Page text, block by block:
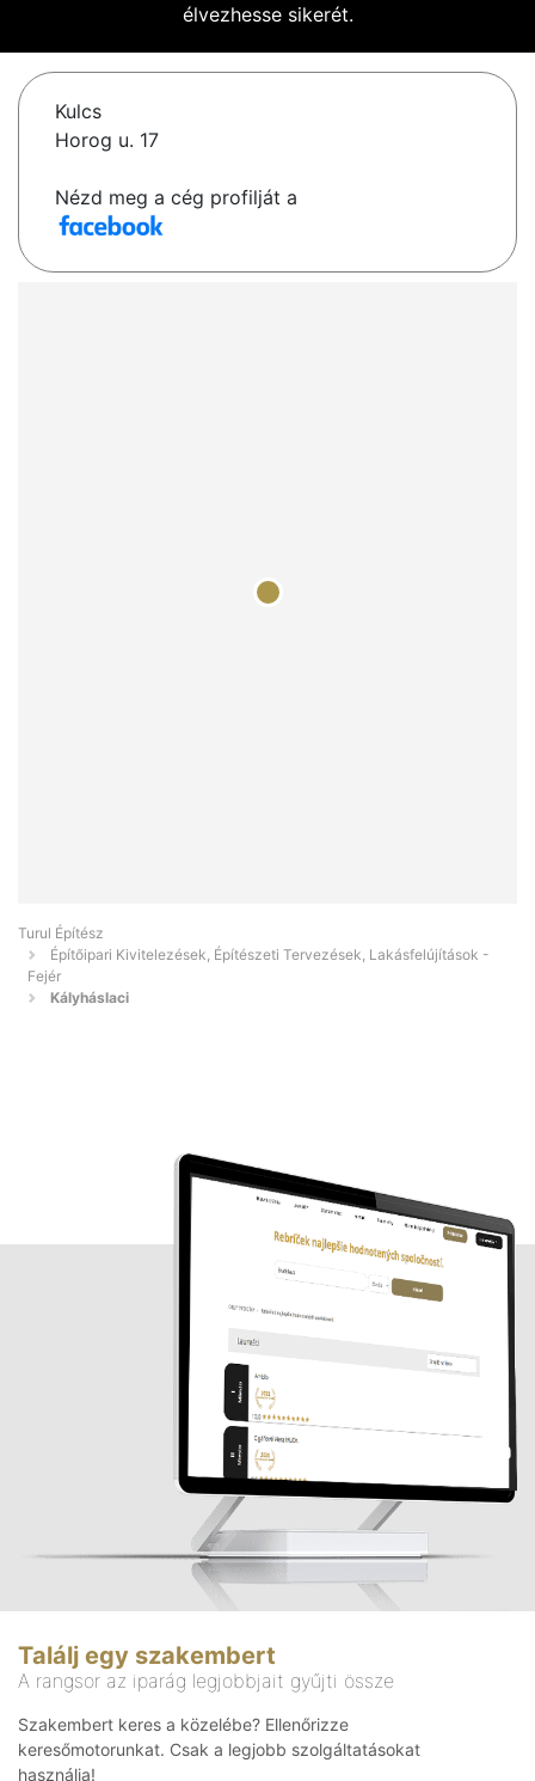
élvezhesse sikerét.
Kulcs
Horog u. 17
Nézd meg a cég profilját a
Turul Építész
Építőipari Kivitelezések, Építészeti Tervezések, Lakásfelújítások -
Fejér
Kályháslaci
Találj egy szakembert
A rangsor az iparág legjobbjait gyűjti össze
Szakembert keres a közelébe? Ellenőrizze
keresőmotorunkat. Csak a legjobb szolgáltatásokat
használja!